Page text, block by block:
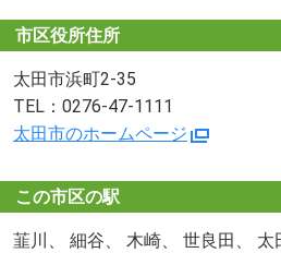
市区役所住所
太田市浜町2-35
TEL：0276-47-1111
太田市のホームページ
この市区の駅
韮川、 細谷、 木崎、 世良田、 太